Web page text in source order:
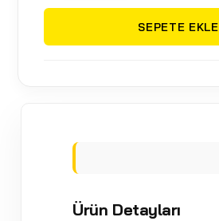
SEPETE EKLE
Ürün Detayları